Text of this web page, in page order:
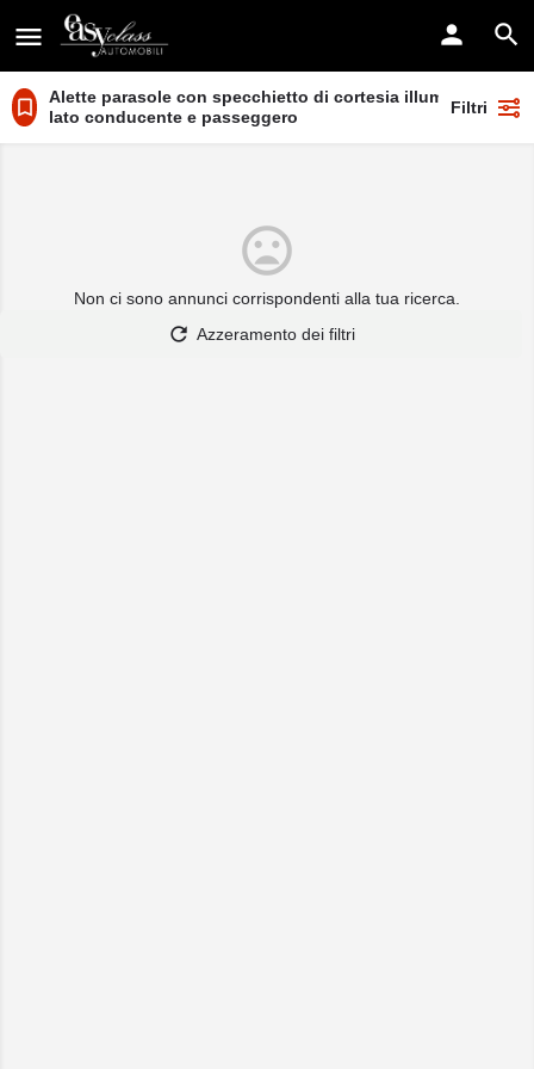
Alette parasole con specchietto di cortesia illuminato sul
lato conducente e passeggero
Filtri
Non ci sono annunci corrispondenti alla tua ricerca.
Azzeramento dei filtri